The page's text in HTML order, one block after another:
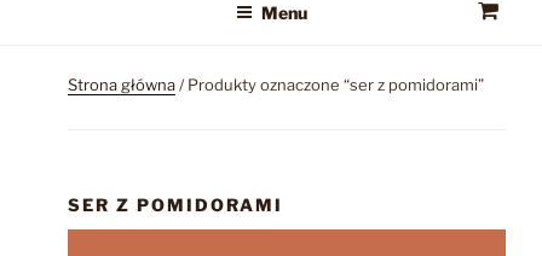
Menu
Strona główna/ Produkty oznaczone “ser z pomidorami”
SER Z POMIDORAMI